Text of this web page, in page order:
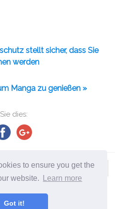
to ensure you get the
website.
Learn more
Got it!
dies:
stellt sicher, dass Sie
werden
Manga zu genießen »
Svenska
Norsk
Español Românesc